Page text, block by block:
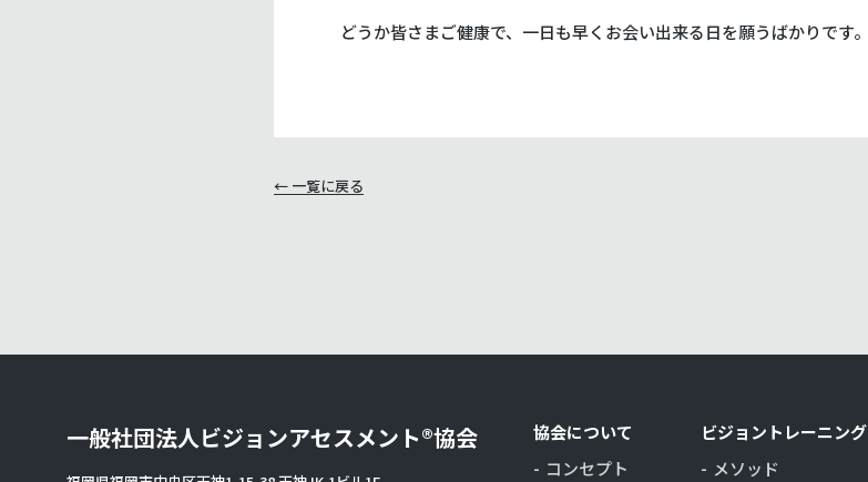
どうか皆さまご健康で、一日も早くお会い出来る日を願うばかりです。
← 一覧に戻る
一般社団法人ビジョンアセスメント®協会
協会について
コンセプト
ビジョントレーニング
メソッド